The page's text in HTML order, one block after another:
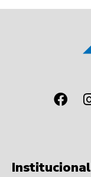
Institucional